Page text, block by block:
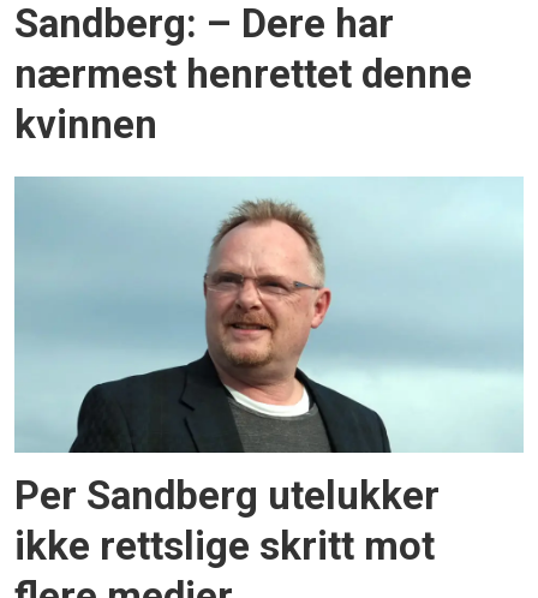
Sandberg: – Dere har
nærmest henrettet denne
kvinnen
Per Sandberg utelukker
ikke rettslige skritt mot